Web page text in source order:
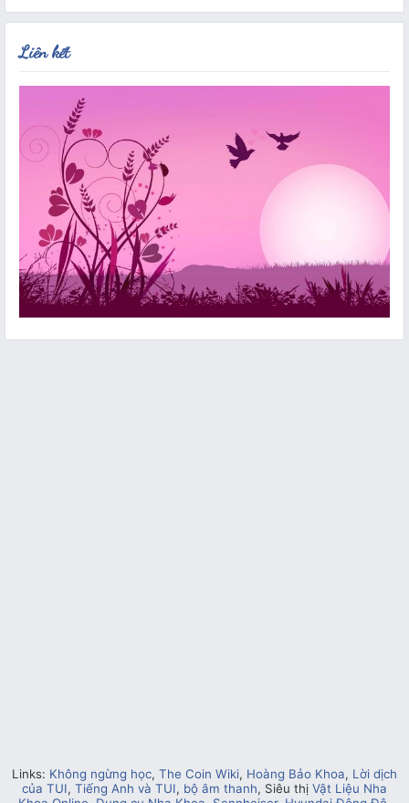
Liên kết
Links: Không ngừng học, The Coin Wiki, Hoàng Bảo Khoa, Lời dịch
của TUI, Tiếng Anh và TUI, bộ âm thanh, Siêu thị Vật Liệu Nha